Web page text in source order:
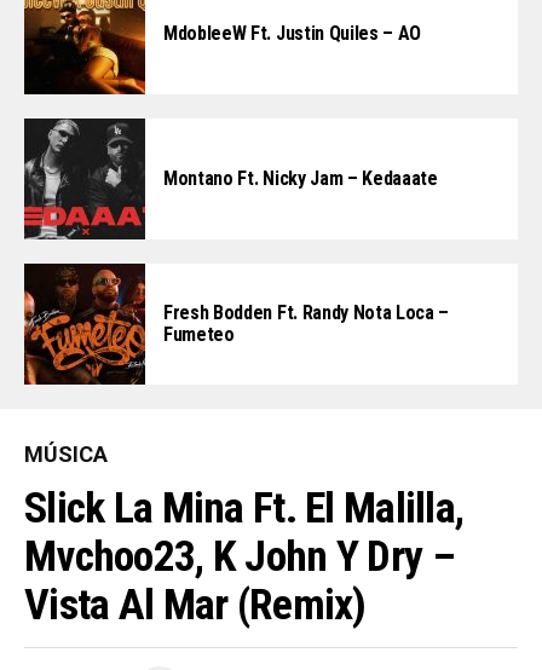
MdobleeW Ft. Justin Quiles – AO
Montano Ft. Nicky Jam – Kedaaate
Fresh Bodden Ft. Randy Nota Loca –
Fumeteo
MÚSICA
Slick La Mina Ft. El Malilla,
Mvchoo23, K John Y Dry –
Vista Al Mar (Remix)